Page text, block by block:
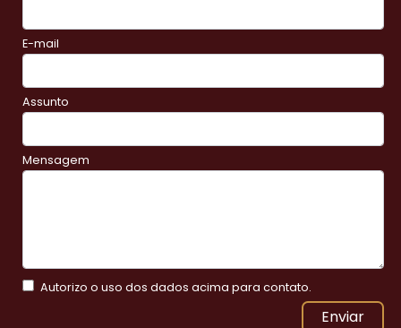
E-mail
Assunto
Mensagem
Autorizo o uso dos dados acima para contato.
Enviar